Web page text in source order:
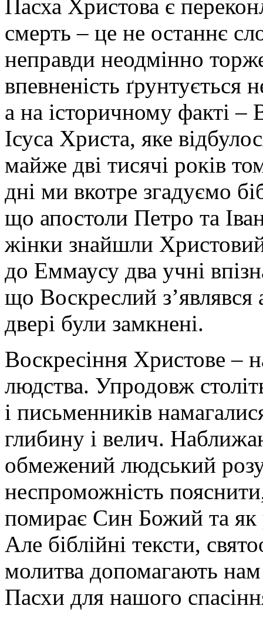
Пасха Христова є
смерть – це не останнє
неправди неодмінно
впевненість ґрунтується
а на історичному факті –
Ісуса Христа, яке
майже дві тисячі років
дні ми вкотре згадуємо
що апостоли Петро та
жінки знайшли
до Еммаусу два учні
що Воскреслий
двері були замкнені.
Воскресіння Христове –
людства. Упродовж
і письменників
глибину і велич.
обмежений людський
неспроможність
помирає Син Божий та
Але біблійні тексти,
молитва допомагають
Пасхи для нашого